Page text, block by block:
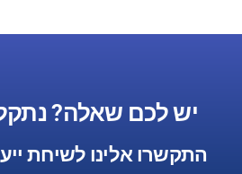
יש לכם שאלה?
התקשרו אלינו לשיחת